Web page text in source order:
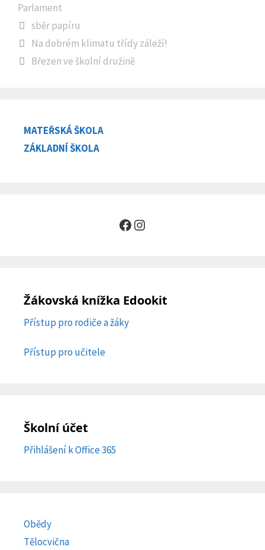
Parlament
Štítky
sběr papíru
Na dobrém klimatu třídy záleží!
Březen ve školní družině
MATEŘSKÁ ŠKOLA
ZÁKLADNÍ ŠKOLA
Facebook
Instagram
Žákovská knížka Edookit
Přístup pro rodiče a žáky
Přístup pro učitele
Školní účet
Přihlášení k Office 365
Obědy
Tělocvična